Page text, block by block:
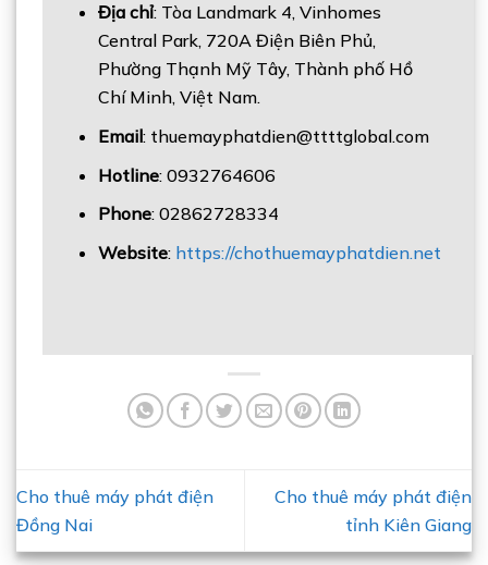
Địa chỉ: Tòa Landmark 4, Vinhomes
Central Park, 720A Điện Biên Phủ,
Phường Thạnh Mỹ Tây, Thành phố Hồ
Chí Minh, Việt Nam.
Email: thuemayphatdien@ttttglobal.com
Hotline: 0932764606
Phone: 02862728334
Website: https://chothuemayphatdien.net
Cho thuê máy phát điện
Đồng Nai
Cho thuê máy phát điện
tỉnh Kiên Giang